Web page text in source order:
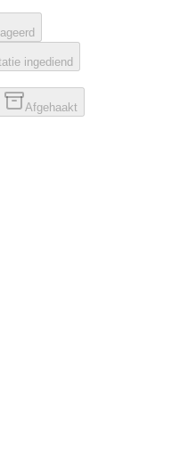
ingediend
Afgehaakt